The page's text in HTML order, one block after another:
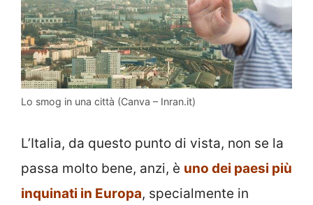
Lo smog in una città (Canva – Inran.it)
L’Italia, da questo punto di vista, non se la
passa molto bene, anzi, è uno dei paesi più
inquinati in Europa, specialmente in